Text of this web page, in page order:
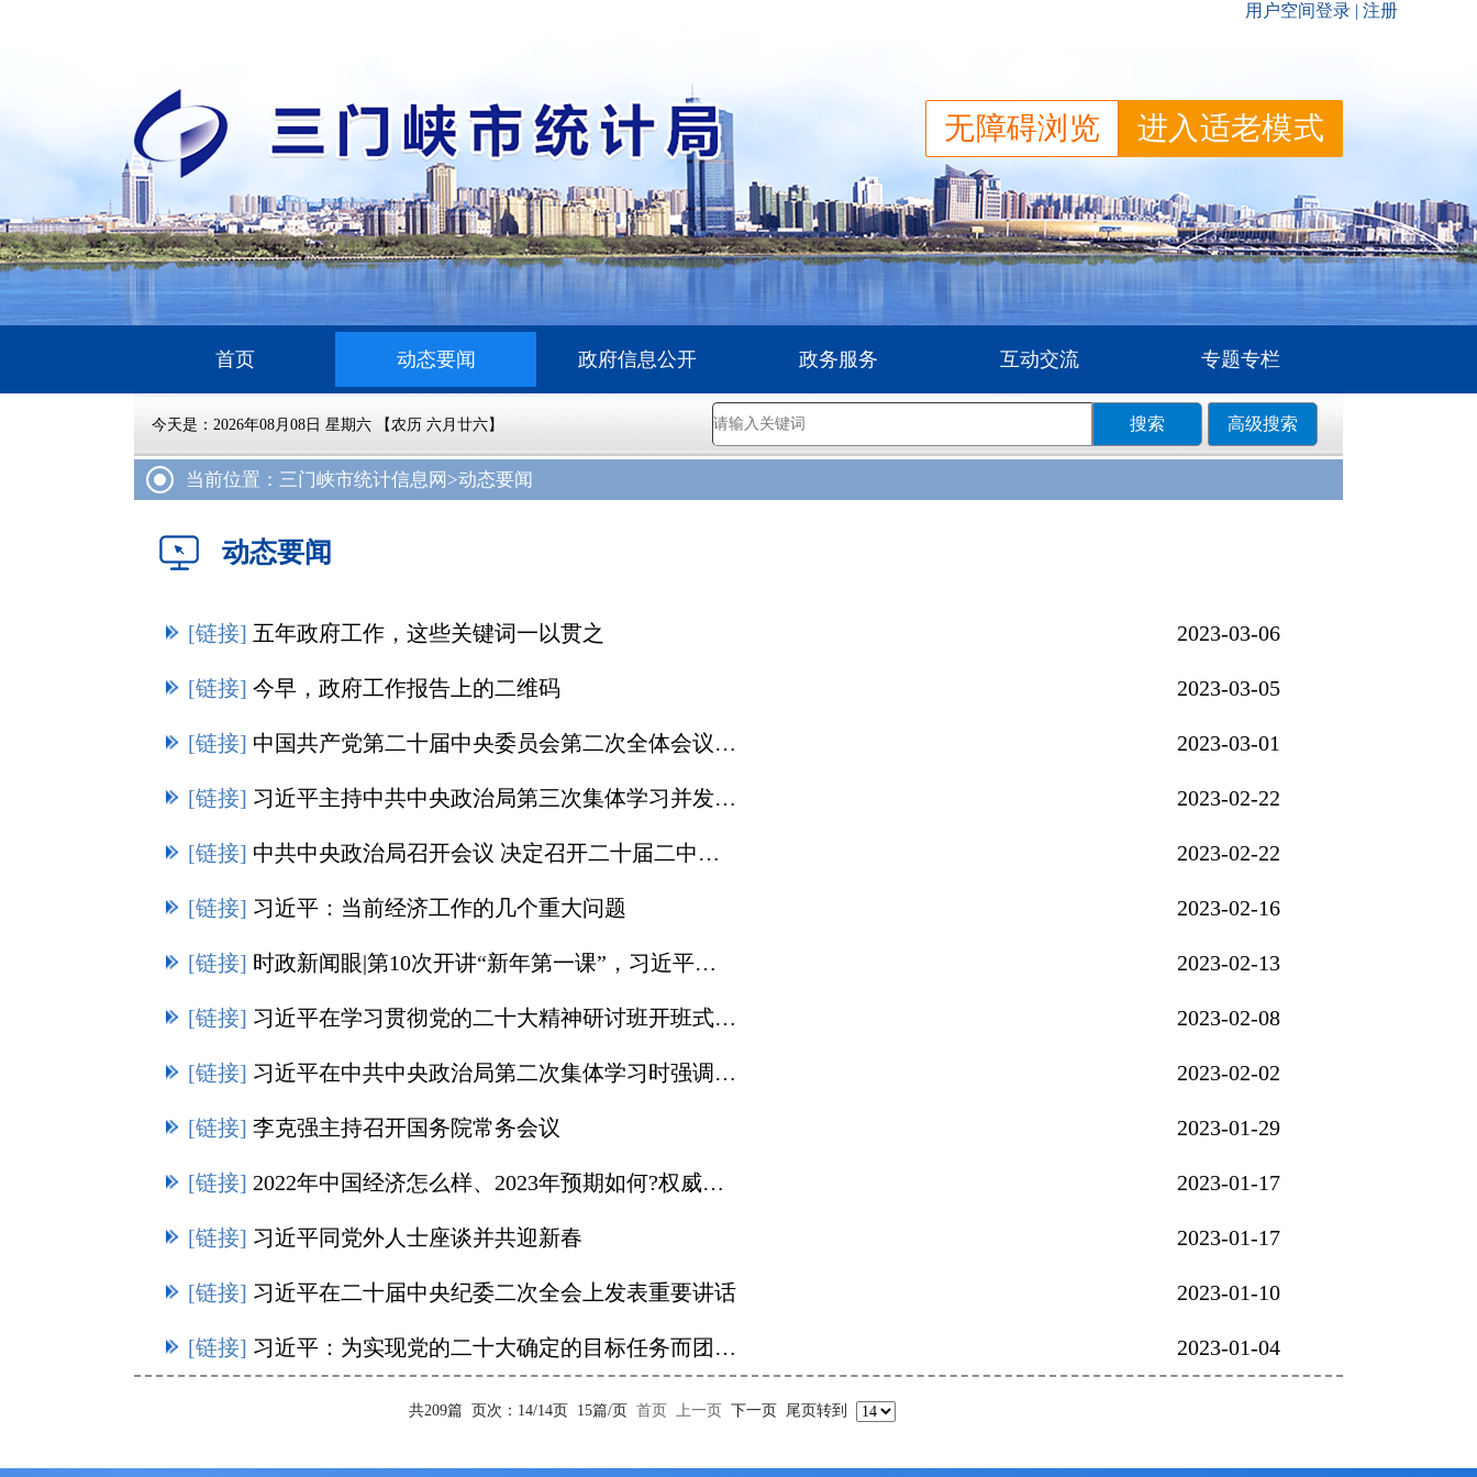
无障碍浏览 进入适老模式
首页 动态要闻 政府信息公开 政务服务 互动交流 专题专栏
今天是： 2026年08月08日 星期六 【农历 六月廿六】 搜索 高级搜索
当前位置：三门峡市统计信息网 >动态要闻
动态要闻
[链接] 五年政府工作，这些关键词一以贯之 2023-03-06
[链接] 今早，政府工作报告上的二维码 2023-03-05
[链接] 中国共产党第二十届中央委员会第二次全体会议公报 2023-03-01
[链接] 习近平主持中共中央政治局第三次集体学习并发表重要讲话 2023-02-22
[链接] 中共中央政治局召开会议 决定召开二十届二中全会 中共中央总书记习近平主持会议 2023-02-22
[链接] 习近平：当前经济工作的几个重大问题 2023-02-16
[链接] 时政新闻眼|第10次开讲“新年第一课”，习近平深刻 阐述“中国式现代化” 2023-02-13
[链接] 习近平在学习贯彻党的二十大精神研讨班开班式上发表重要讲话 2023-02-08
[链接] 习近平在中共中央政治局第二次集体学习时强调 加快构建新发展格局 增强发展的安全性主动权 2023-02-02
[链接] 李克强主持召开国务院常务会议 2023-01-29
[链接] 2022年中国经济怎么样、2023年预期如何?权威回应! 2023-01-17
[链接] 习近平同党外人士座谈并共迎新春 2023-01-17
[链接] 习近平在二十届中央纪委二次全会上发表重要讲话 2023-01-10
[链接] 习近平：为实现党的二十大确定的目标任务而团结奋斗 2023-01-04
共209篇 页次：14/14页 15篇/页 首页 上一页 下一页 尾页转到